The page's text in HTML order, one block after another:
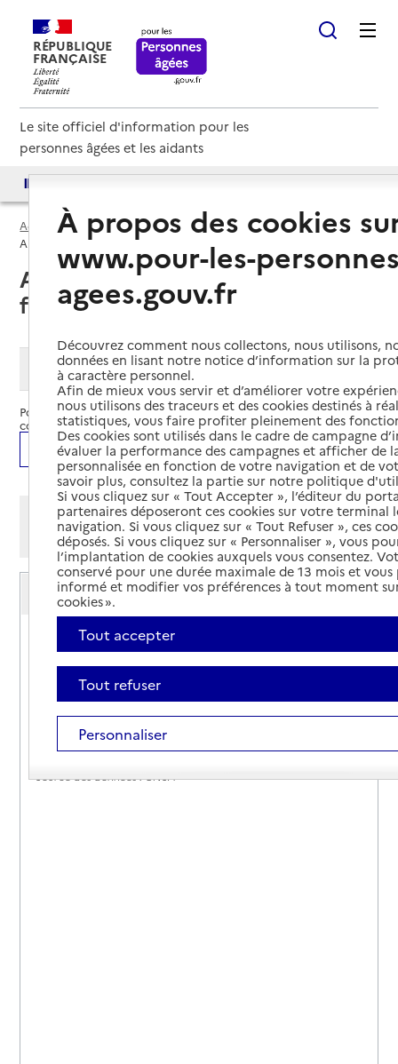
RÉPUBLIQUE
FRANÇAISE
Le site officiel d'information pour les
personnes âgées et les aidants
Accueil
Espace annuaire
Annuaire des services d'accueil familial
Annuaire des services d'accueil
familial
Modifier ma recherche
Pour une demande d'hébergement en accueil familial, merci de
contacter le service ci-après :
Ajouter cette recherche aux favoris
Afficher les résultats par:
Mode liste
Mode carte
Service de l'accueil familial du département de
l'Ille-et-Vilaine (35)
Adresse
1 avenue de la Préfecture
02 99 02 38 22
Rapport HAS
Source des données : CNSA
À propos des cookies
www.pour-les-
agees.gouv.fr
Découvrez comment nous collectons, nous utilisons,
données en lisant notre notice d’information sur la
à caractère personnel.
Afin de mieux vous servir et d’améliorer votre
nous utilisons des traceurs et des cookies destinés à
statistiques, vous faire profiter pleinement des
Des cookies sont utilisés dans le cadre de campagne
évaluer la performance des campagnes et afficher de
personnalisée en fonction de votre navigation et de
savoir plus, consultez la partie sur notre politique
Si vous cliquez sur « Tout Accepter », l’éditeur du
partenaires déposeront ces cookies sur votre terminal
navigation. Si vous cliquez sur « Tout Refuser », ces
déposés. Si vous cliquez sur « Personnaliser », vous
l’implantation de cookies auxquels vous consentez.
conservé pour une durée maximale de 13 mois et
informé et modifier vos préférences à tout moment
cookies ».
Tout accepter
Tout refuser
Personnaliser